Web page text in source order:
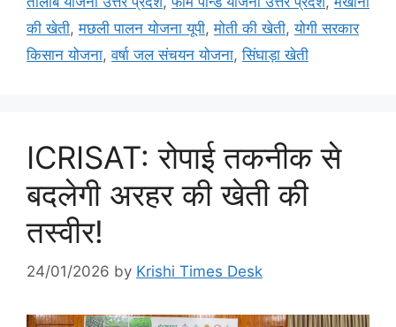
की खेती,मछली पालन योजना यूपी,मोती की खेती,योगी सरकार
किसान योजना,वर्षा जल संचयन योजना,सिंघाड़ा खेती
ICRISAT: रोपाई तकनीक से
बदलेगी अरहर की खेती की
तस्वीर!
24/01/2026 by Krishi Times Desk